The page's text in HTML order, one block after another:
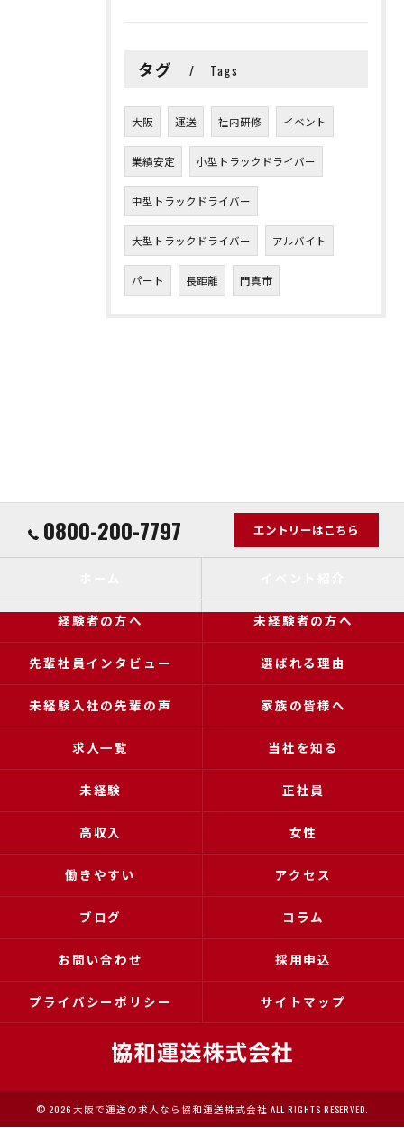
タグ Tags
大阪 運送 社内研修 イベント
業績安定 小型トラックドライバー
中型トラックドライバー
大型トラックドライバー アルバイト
パート 長距離 門真市
0800-200-7797 エントリーはこちら
経験者の方へ 未経験者の方へ
先輩社員インタビュー 選ばれる理由
未経験入社の先輩の声 家族の皆様へ
求人一覧 当社を知る
未経験 正社員
高収入 女性
働きやすい アクセス
ブログ コラム
お問い合わせ 採用申込
プライバシーポリシー サイトマップ
© 2026 大阪で運送の求人なら協和運送株式会社 ALL RIGHTS RESERVED.